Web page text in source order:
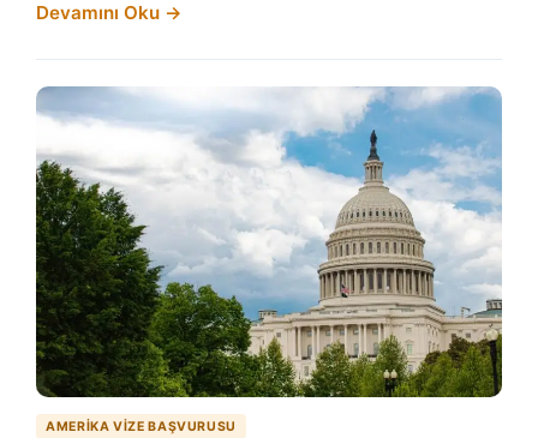
Devamını Oku →
AMERIKA VIZE BAŞVURUSU